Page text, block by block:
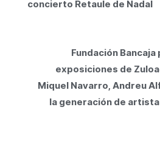
Fundación
exposiciones de
Miquel Navarro, Andreu
la generación de
concierto Retaule de Nadal